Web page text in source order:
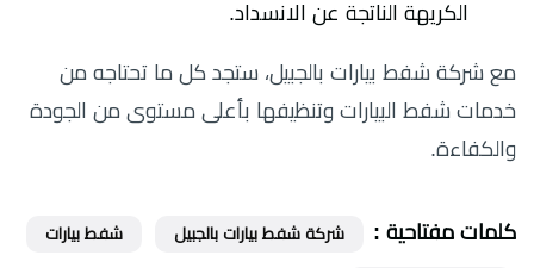
الكريهة الناتجة عن الانسداد.
مع شركة شفط بيارات بالجبيل، ستجد كل ما تحتاجه من
خدمات شفط البيارات وتنظيفها بأعلى مستوى من الجودة
والكفاءة.
كلمات مفتاحية : شركة شفط بيارات بالجبيل شفط بيارات